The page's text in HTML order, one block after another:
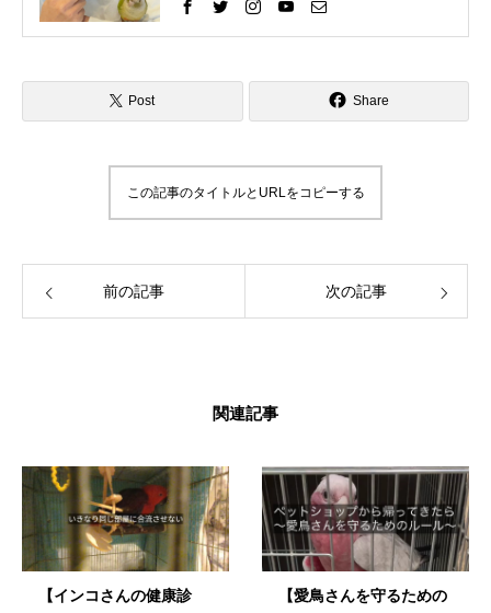
困りごとを経験してきました。 そしてそれを
いろいろな方法で解決して、今ではインコさ
インコライフをさらに楽しいものにしたい。
インコさんと「生涯の相棒」と呼べるような
に、生きていく」 生涯の相棒インコと寄り添
える生活を愛鳥家さんと一緒にデザインして
Post Share
この記事のタイトルとURLをコピーする
前の記事 次の記事
関連記事
【インコさんの健康診
【愛鳥さんを守るための